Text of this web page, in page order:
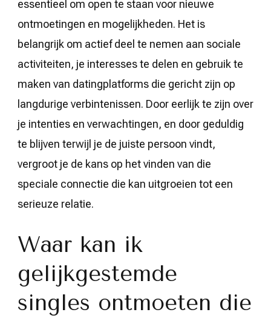
essentieel om open te staan voor nieuwe
ontmoetingen en mogelijkheden. Het is
belangrijk om actief deel te nemen aan sociale
activiteiten, je interesses te delen en gebruik te
maken van datingplatforms die gericht zijn op
langdurige verbintenissen. Door eerlijk te zijn over
je intenties en verwachtingen, en door geduldig
te blijven terwijl je de juiste persoon vindt,
vergroot je de kans op het vinden van die
speciale connectie die kan uitgroeien tot een
serieuze relatie.
Waar kan ik
gelijkgestemde
singles ontmoeten die